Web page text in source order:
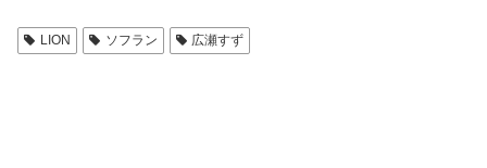
LION ソフラン 広瀬すず